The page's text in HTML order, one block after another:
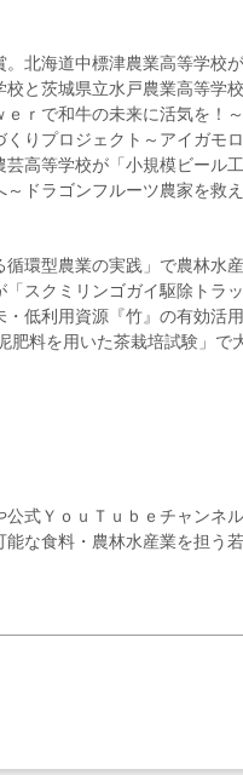
北海道中標津農業高等学校
と茨城県立水戸農業高等学
ｒで和牛の未来に活気を！
りプロジェクト～アイガモ
高等学校が「小規模ビール
ドラゴンフルーツ農家を救
環型農業の実践」で農林水
スクミリンゴガイ駆除トラ
低利用資源『竹』の有効活
肥料を用いた茶栽培試験」で
式ＹｏｕＴｕｂｅチャンネ
な食料・農林水産業を担う